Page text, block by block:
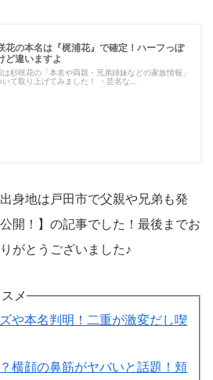
花の本名は『梶浦花』で確定！ハーフっぽ
ど違いますよ
は杉咲花の「本名や両親・兄弟姉妹などの家族情報」
いて取り上げてみました！ ・芸名な...
身地は戸田市で父親や兄弟も発
開！】の記事でした！最後までお
がとうございました♪
メ
や本名判明！二重が激変だし喫
横顔の鼻筋がヤバいと話題！頬